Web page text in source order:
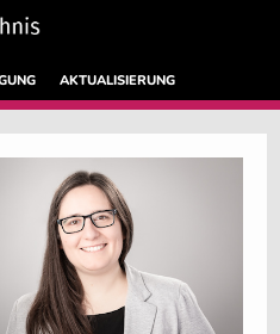
AKTUALISIERUNG